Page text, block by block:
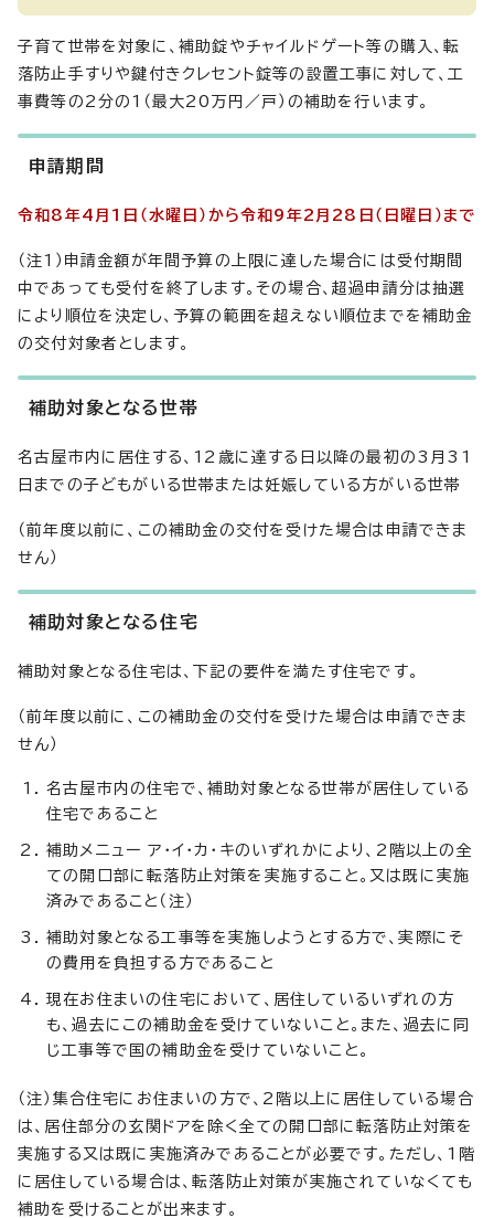
子育て世帯を対象に、補助錠やチャイルドゲート等の購入、転
落防止手すりや鍵付きクレセント錠等の設置工事に対して、工
事費等の2分の1（最大20万円／戸）の補助を行います。
申請期間
令和8年4月1日（水曜日）から令和9年2月28日（日曜日）まで
（注1）申請金額が年間予算の上限に達した場合には受付期間
中であっても受付を終了します。その場合、超過申請分は抽選
により順位を決定し、予算の範囲を超えない順位までを補助金
の交付対象者とします。
補助対象となる世帯
名古屋市内に居住する、12歳に達する日以降の最初の3月31
日までの子どもがいる世帯または妊娠している方がいる世帯
（前年度以前に、この補助金の交付を受けた場合は申請できま
せん）
補助対象となる住宅
補助対象となる住宅は、下記の要件を満たす住宅です。
（前年度以前に、この補助金の交付を受けた場合は申請できま
せん）
名古屋市内の住宅で、補助対象となる世帯が居住している
住宅であること
補助メニュー ア・イ・カ・キのいずれかにより、2階以上の全
ての開口部に転落防止対策を実施すること。又は既に実施
済みであること（注）
補助対象となる工事等を実施しようとする方で、実際にそ
の費用を負担する方であること
現在お住まいの住宅において、居住しているいずれの方
も、過去にこの補助金を受けていないこと。また、過去に同
じ工事等で国の補助金を受けていないこと。
（注）集合住宅にお住まいの方で、2階以上に居住している場合
は、居住部分の玄関ドアを除く全ての開口部に転落防止対策を
実施する又は既に実施済みであることが必要です。ただし、1階
に居住している場合は、転落防止対策が実施されていなくても
補助を受けることが出来ます。